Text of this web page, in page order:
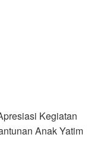
Kegiatan
Anak Yatim